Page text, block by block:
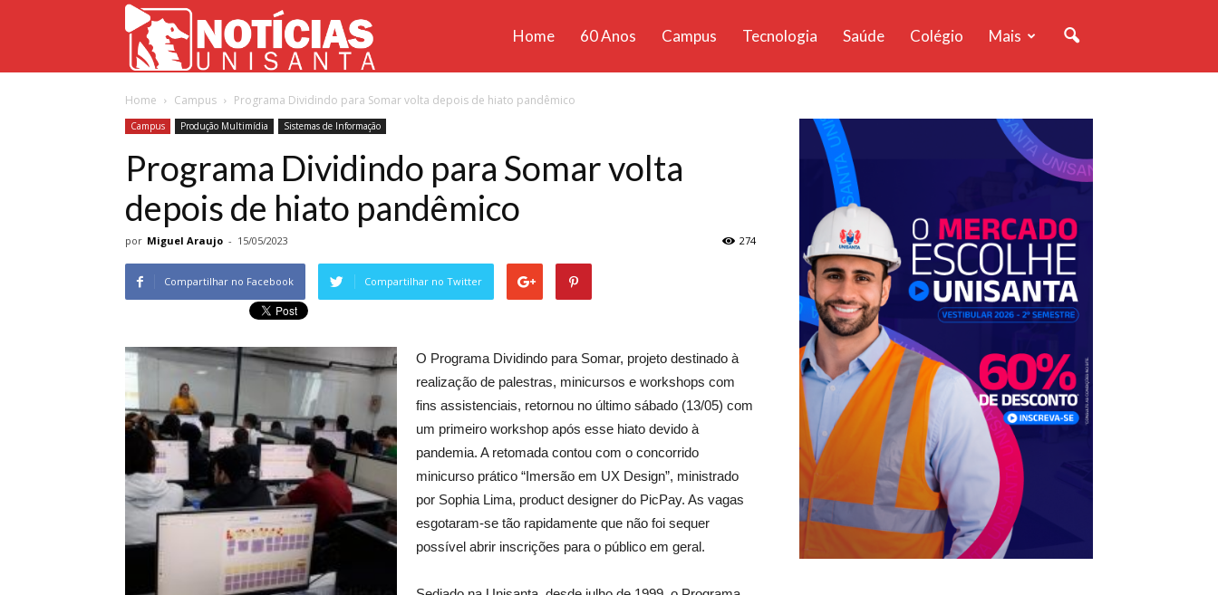
Unisanta
Home 60 Anos Campus Tecnologia Saúde Colégio Mais
Home Campus Programa Dividindo para Somar volta depois de hiato pandêmico
Campus Produção Multimídia Sistemas de Informação
Programa Dividindo para Somar volta
depois de hiato pandêmico
por Miguel Araujo - 15/05/2023 274
Compartilhar no Facebook Compartilhar no Twitter
O Programa Dividindo para Somar, projeto destinado à
realização de palestras, minicursos e workshops com
fins assistenciais, retornou no último sábado (13/05) com
um primeiro workshop após esse hiato devido à
pandemia. A retomada contou com o concorrido
minicurso prático “Imersão em UX Design”, ministrado
por Sophia Lima, product designer do PicPay. As vagas
esgotaram-se tão rapidamente que não foi sequer
possível abrir inscrições para o público em geral.